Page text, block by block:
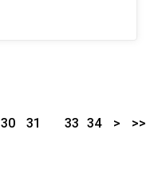
30
31
33 34 > >>